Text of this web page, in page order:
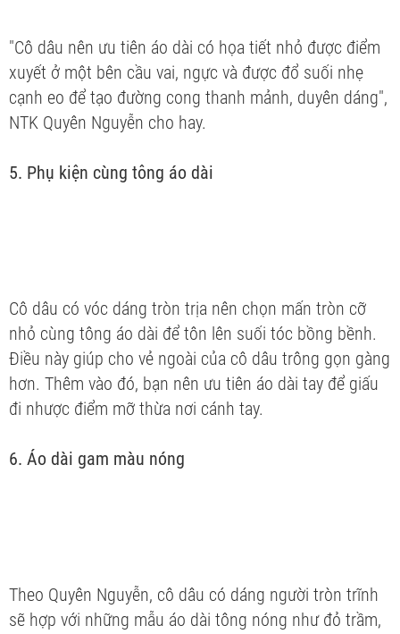
"Cô dâu nên ưu tiên áo dài có họa tiết nhỏ được điểm
xuyết ở một bên cầu vai, ngực và được đổ suối nhẹ
cạnh eo để tạo đường cong thanh mảnh, duyên dáng",
NTK Quyên Nguyễn cho hay.
5. Phụ kiện cùng tông áo dài
Cô dâu có vóc dáng tròn trịa nên chọn mấn tròn cỡ
nhỏ cùng tông áo dài để tôn lên suối tóc bồng bềnh.
Điều này giúp cho vẻ ngoài của cô dâu trông gọn gàng
hơn. Thêm vào đó, bạn nên ưu tiên áo dài tay để giấu
đi nhược điểm mỡ thừa nơi cánh tay.
6. Áo dài gam màu nóng
Theo Quyên Nguyễn, cô dâu có dáng người tròn trĩnh
sẽ hợp với những mẫu áo dài tông nóng như đỏ trầm,